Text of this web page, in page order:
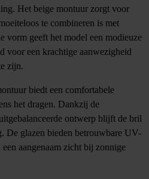
Het beige montuur zorgt voor
te combineren is met
vorm geeft het model een modieuze
voor een krachtige aanwezigheid
zijn.
biedt een comfortabele
het dragen. Dankzij de
ontwerp blijft de bril
De glazen bieden betrouwbare UV-
aangenaam zicht bij zonnige